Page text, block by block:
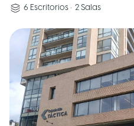
6 Escritorios • 2 Salas